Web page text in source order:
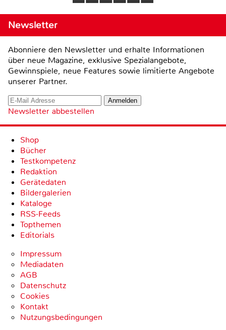
Newsletter
Abonniere den Newsletter und erhalte Informationen
über neue Magazine, exklusive Spezialangebote,
Gewinnspiele, neue Features sowie limitierte Angebote
unserer Partner.
Newsletter abbestellen
Shop
Bücher
Testkompetenz
Redaktion
Gerätedaten
Bildergalerien
Kataloge
RSS-Feeds
Topthemen
Editorials
Impressum
Mediadaten
AGB
Datenschutz
Cookies
Kontakt
Nutzungsbedingungen